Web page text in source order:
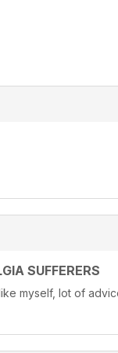
SUFFERERS
myself, lot of